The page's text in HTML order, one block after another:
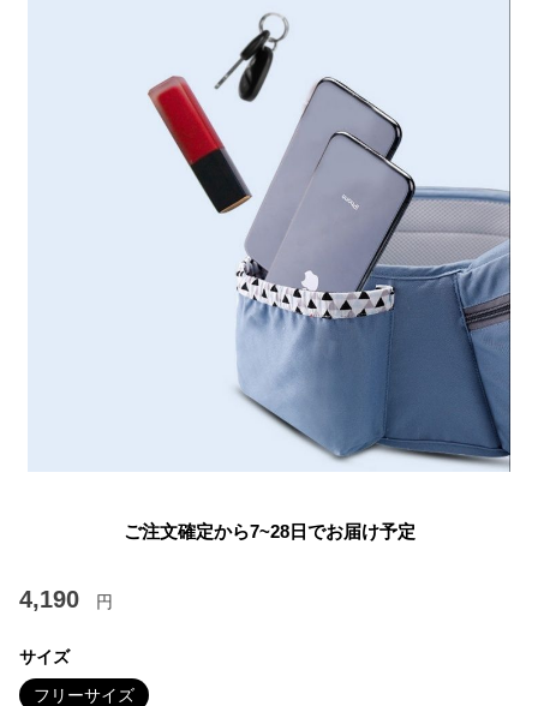
ご注文確定から7~28日でお届け予定
4,190 円
サイズ
フリーサイズ